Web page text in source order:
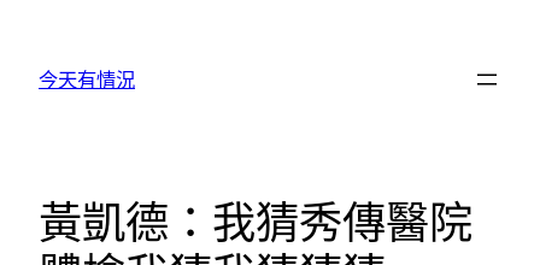
今天有情況
黃凱德：我猜秀傳醫院